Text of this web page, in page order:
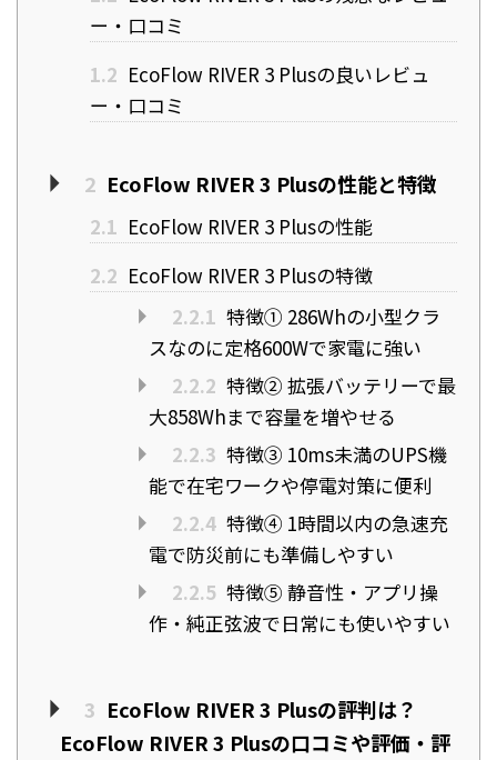
ー・口コミ
1.2 EcoFlow RIVER 3 Plusの良いレビュ
ー・口コミ
2 EcoFlow RIVER 3 Plusの性能と特徴
2.1 EcoFlow RIVER 3 Plusの性能
2.2 EcoFlow RIVER 3 Plusの特徴
2.2.1 特徴① 286Whの小型クラ
スなのに定格600Wで家電に強い
2.2.2 特徴② 拡張バッテリーで最
大858Whまで容量を増やせる
2.2.3 特徴③ 10ms未満のUPS機
能で在宅ワークや停電対策に便利
2.2.4 特徴④ 1時間以内の急速充
電で防災前にも準備しやすい
2.2.5 特徴⑤ 静音性・アプリ操
作・純正弦波で日常にも使いやすい
3 EcoFlow RIVER 3 Plusの評判は？
EcoFlow RIVER 3 Plusの口コミや評価・評